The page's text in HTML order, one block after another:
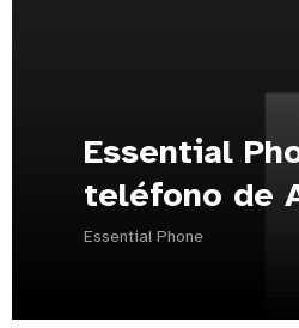
Essential
teléfono de
Essential Phone